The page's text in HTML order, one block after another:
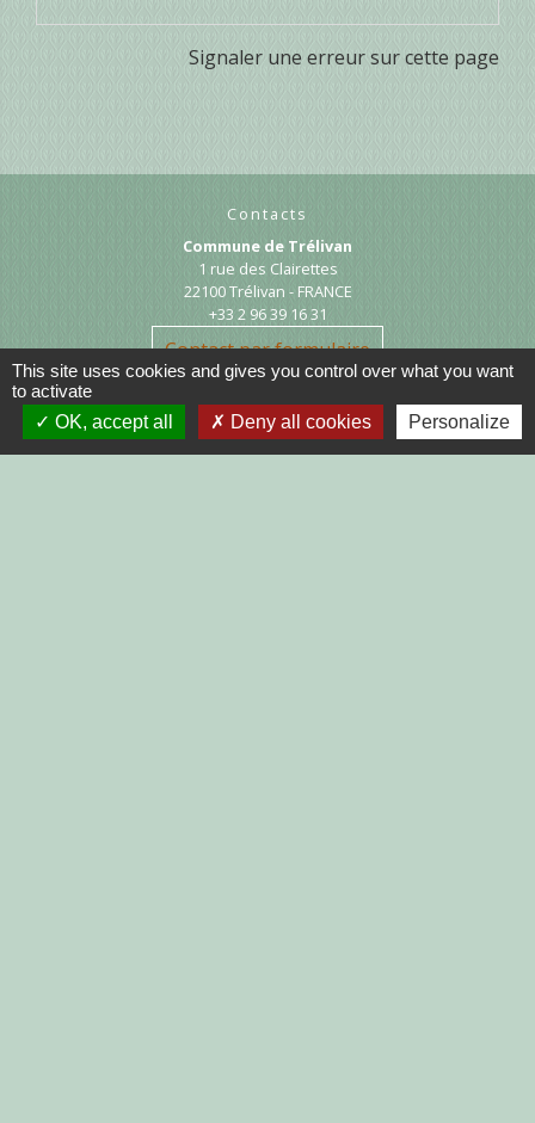
Signaler une erreur sur cette page
Contacts
Commune de Trélivan
1 rue des Clairettes
22100 Trélivan - FRANCE
+33 2 96 39 16 31
Contact par formulaire
This site uses cookies and gives you control over what you want
to activate
OK, accept all
Deny all cookies Personalize